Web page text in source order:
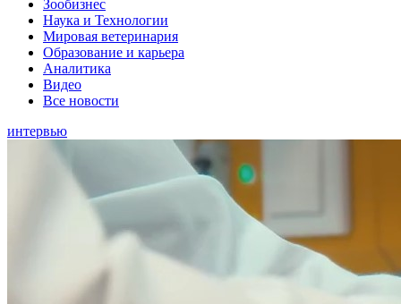
Зообизнес
Наука и Технологии
Мировая ветеринария
Образование и карьера
Аналитика
Видео
Все новости
интервью